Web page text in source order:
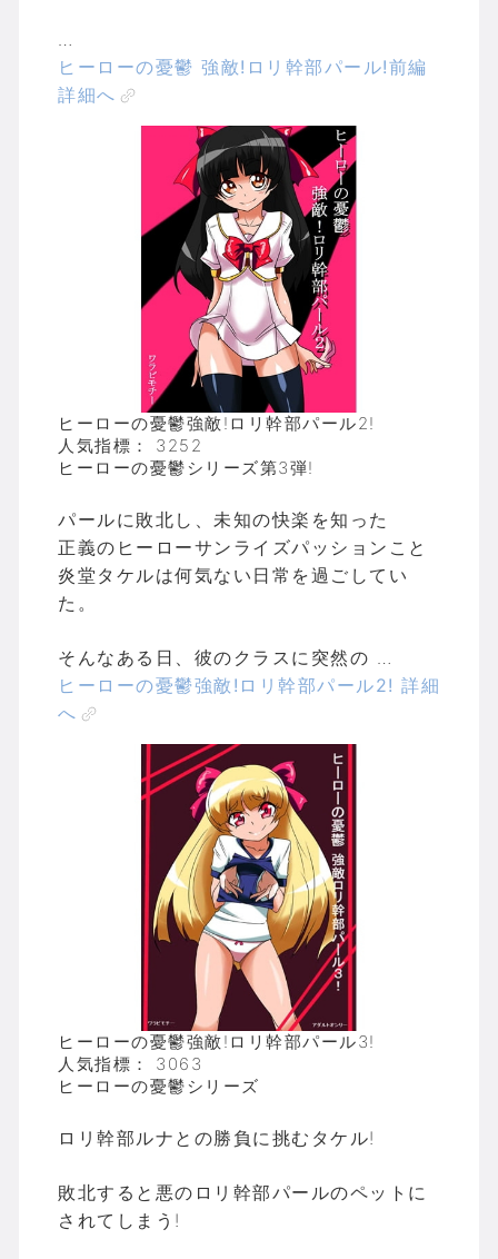
…
ヒーローの憂鬱 強敵!ロリ幹部パール!前編
詳細へ
ヒーローの憂鬱強敵!ロリ幹部パール2!
人気指標： 3252
ヒーローの憂鬱シリーズ第3弾!
パールに敗北し、未知の快楽を知った
正義のヒーローサンライズパッションこと
炎堂タケルは何気ない日常を過ごしてい
た。
そんなある日、彼のクラスに突然の …
ヒーローの憂鬱強敵!ロリ幹部パール2! 詳細
へ
ヒーローの憂鬱強敵!ロリ幹部パール3!
人気指標： 3063
ヒーローの憂鬱シリーズ
ロリ幹部ルナとの勝負に挑むタケル!
敗北すると悪のロリ幹部パールのペットに
されてしまう!